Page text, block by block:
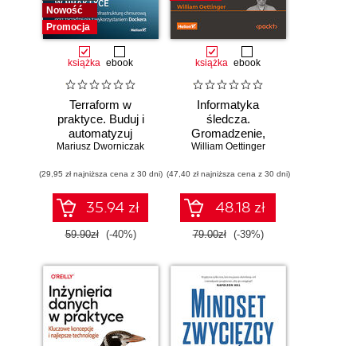
Nowość
Promocja
książka ebook
Terraform w
praktyce. Buduj i
automatyzuj
infrastrukturę
zarządzaj nią z
wykorzystaniem
Dockera
Mariusz Dworniczak
(29,95 zł najniższa cena z 30 dni)
35.94 zł
59.90zł (-40%)
książka ebook
Informatyka
śledcza.
Gromadzenie,
analiza i
dowodów
elektronicznych dla
początkujących.
Wydanie II
William Oettinger
(47,40 zł najniższa cena z 30 dni)
48.18 zł
79.00zł (-39%)